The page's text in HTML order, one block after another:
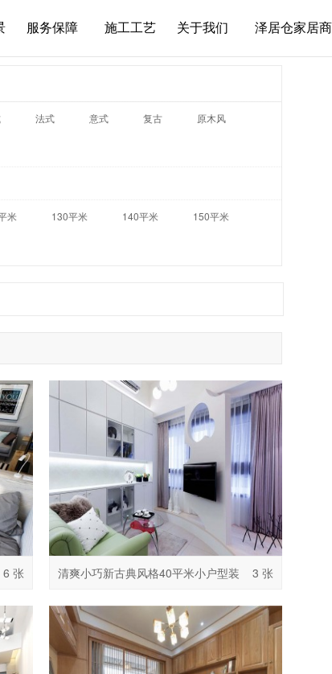
服务保障 施工工艺 关于我们 泽居仓家居
法式 意式 复古 原木风
米 130平米 140平米 150平米
6 张
清爽小巧新古典风格40平米小户型装
修效果图
3 张